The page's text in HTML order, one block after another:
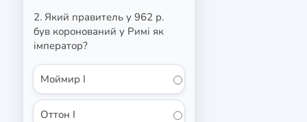
2. Який правитель у 962 р.
був коронований у Римі як
імператор?
Моймир I
Оттон I